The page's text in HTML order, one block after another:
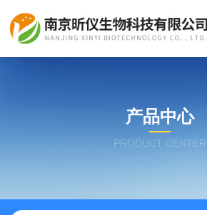
产品中心
PRODUCT CENTER